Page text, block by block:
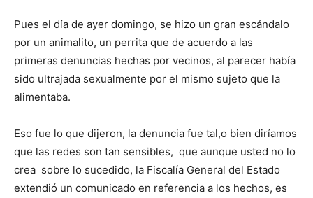
Pues el día de ayer domingo, se hizo un gran escándalo
por un animalito, un perrita que de acuerdo a las
primeras denuncias hechas por vecinos, al parecer había
sido ultrajada sexualmente por el mismo sujeto que la
alimentaba.
Eso fue lo que dijeron, la denuncia fue tal,o bien diríamos
que las redes son tan sensibles, que aunque usted no lo
crea sobre lo sucedido, la Fiscalía General del Estado
extendió un comunicado en referencia a los hechos, es